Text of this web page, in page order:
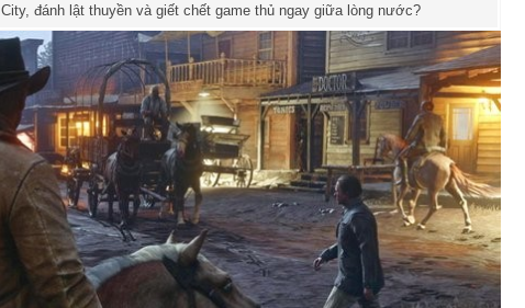
City, đánh lật thuyền và giết chết game thủ ngay giữa lòng nước?